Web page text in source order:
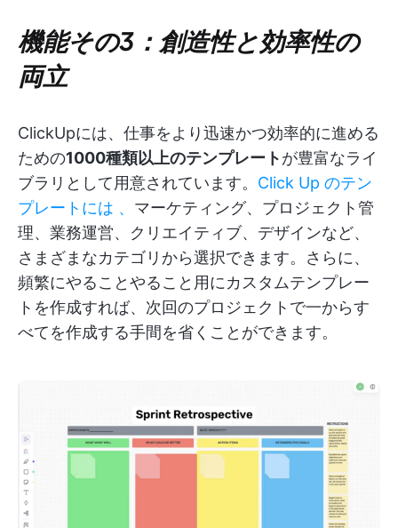
機能その3：創造性と効率性の
両立
ClickUpには、仕事をより迅速かつ効率的に進める
ための1000種類以上のテンプレートが豊富なライ
ブラリとして用意されています。 Click Up のテン
プレートには 、 マーケティング、プロジェクト管
理、業務運営、クリエイティブ、デザインなど、
さまざまなカテゴリから選択できます。さらに、
頻繁にやることやること用にカスタムテンプレー
トを作成すれば、次回のプロジェクトで一からす
べてを作成する手間を省くことができます。